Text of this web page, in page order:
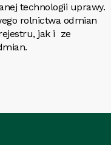
technologii uprawy.
rolnictwa odmian
jak i ze